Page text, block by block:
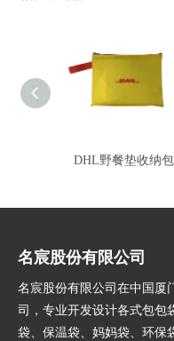
DHL野餐垫收纳包
名宸股份有限公司
名宸股份有限公司在中国厦
司，专业开发设计各式包包
袋、保温袋、妈妈袋、环保